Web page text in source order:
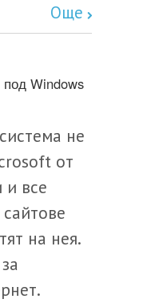
Още
Windows
не
от
и все
на нея.